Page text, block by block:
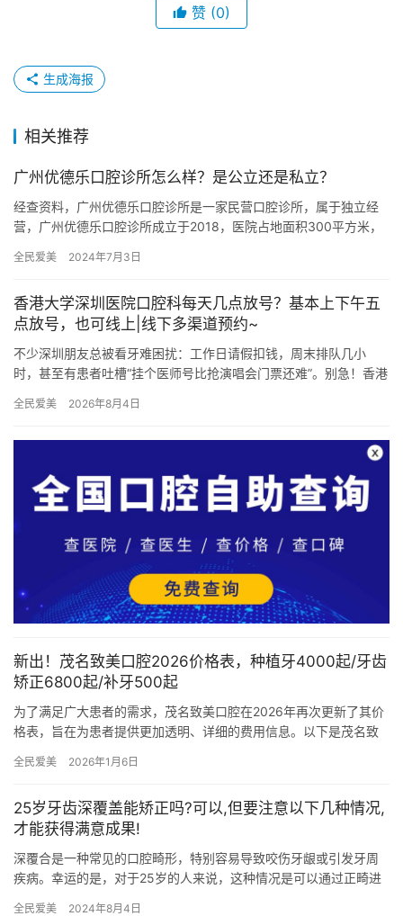
赞 (0)
生成海报
相关推荐
广州优德乐口腔诊所怎么样？是公立还是私立？
经查资料，广州优德乐口腔诊所是一家民营口腔诊所，属于独立经
营，广州优德乐口腔诊所成立于2018，医院占地面积300平方米，
全民爱美 2024年7月3日
香港大学深圳医院口腔科每天几点放号？基本上下午五
点放号，也可线上|线下多渠道预约~
不少深圳朋友总被看牙难困扰：工作日请假扣钱，周末排队几小
时，甚至有患者吐槽“挂个医师号比抢演唱会门票还难”。别急！香港
每…
全民爱美 2026年8月4日
新出！茂名致美口腔2026价格表，种植牙4000起/牙齿
矫正6800起/补牙500起
为了满足广大患者的需求，茂名致美口腔在2026年再次更新了其价
格表，旨在为患者提供更加透明、详细的费用信息。以下是茂名致
全民爱美 2026年1月6日
25岁牙齿深覆盖能矫正吗?可以,但要注意以下几种情况,
才能获得满意成果!
深覆合是一种常见的口腔畸形，特别容易导致咬伤牙龈或引发牙周
疾病。幸运的是，对于25岁的人来说，这种情况是可以通过正畸进
全民爱美 2024年8月4日